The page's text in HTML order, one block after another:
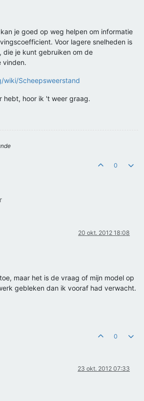
je goed op weg helpen om informatie
Voor lagere snelheden is
die je kunt gebruiken om de
vinden.
Scheepsweerstand
hebt, hoor ik 't weer graag.
0
20 okt. 2012 18:08
maar het is de vraag of mijn model op
gebleken dan ik vooraf had verwacht.
0
23 okt. 2012 07:33